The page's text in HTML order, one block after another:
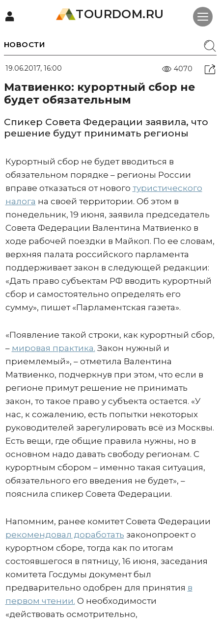
TOURDOM.RU
НОВОСТИ
19.06.2017, 16:00 4070
Матвиенко: курортный сбор не
будет обязательным
Спикер Совета Федерации заявила, что
решение будут принимать регионы
Курортный сбор не будет вводиться в
обязательном порядке – регионы России
вправе отказаться от нового туристического
налога на своей территории. Об этом в
понедельник, 19 июня, заявила председатель
Совета Федерации Валентина Матвиенко в
ходе рабочей поездки в Майкоп. По ее словам,
верхняя палата российского парламента
поддерживает закон в следующей редакции:
«Дать право субъектам РФ вводить курортный
сбор и самостоятельно определять его
сумму», пишет «Парламентская газета».
«Появление такой строки, как курортный сбор,
– мировая практика. Закон нужный и
приемлемый», – отметила Валентина
Матвиенко, подчеркнув при этом, что если в
регионе примут решение не принимать
закон, то такое право у субъекта остается. «У
нас, к сожалению, есть попытки некоторых
руководителей зарегулировать всё из Москвы.
Есть вещи, где общие правила нужны, но в
основном надо давать свободу регионам. С
курортным сбором – именно такая ситуация,
обязательного его введения не будет», –
пояснила спикер Совета Федерации.
Напомним, ранее комитет Совета Федерации
рекомендовал доработать законопроект о
курортном сборе, тогда как по итогам
состоявшегося в пятницу, 16 июня, заседания
комитета Госдумы документ был
предварительно одобрен для принятия в
первом чтении. О необходимости
«действовать осмотрительно,